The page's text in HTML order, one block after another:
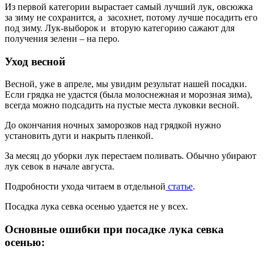
Из первой категории вырастает самый лучший лук, овсюжка
за зиму не сохранится, а засохнет, потому лучше посадить его
под зиму. Лук-выборок и вторую категорию сажают для
получения зелени – на перо.
Уход весной
Весной, уже в апреле, мы увидим результат нашей посадки.
Если грядка не удастся (была молоснежная и морозная зима),
всегда можно подсадить на пустые места луковки весной.
До окончания ночных заморозков над грядкой нужно
установить дуги и накрыть пленкой.
За месяц до уборки лук перестаем поливать. Обычно убирают
лук севок в начале августа.
Подробности ухода читаем в отдельной статье.
Посадка лука севка осенью удается не у всех.
Основные ошибки при посадке лука севка
осенью: